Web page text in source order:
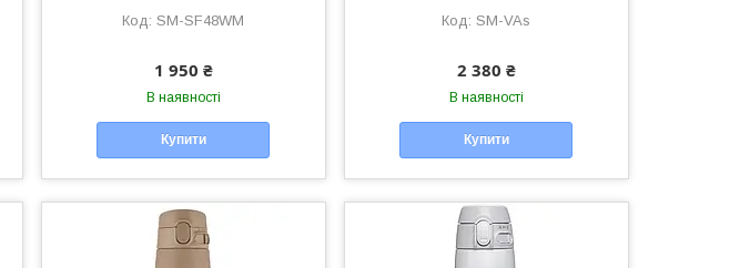
SM-SF48WM
1 950 ₴
В наявності
Купити
SM-VAs
2 380 ₴
В наявності
Купити